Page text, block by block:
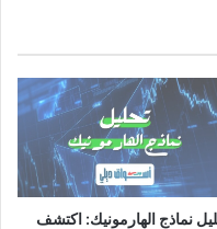
نماذج الهارمونيك: اكتشف